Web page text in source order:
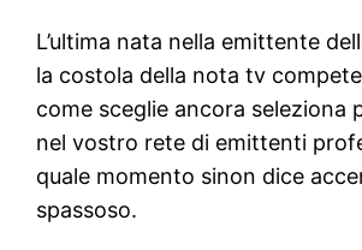
L’ultima nata nella emittente
la costola della nota tv
come sceglie ancora seleziona
nel vostro rete di emittenti
quale momento sinon dice
spassoso.